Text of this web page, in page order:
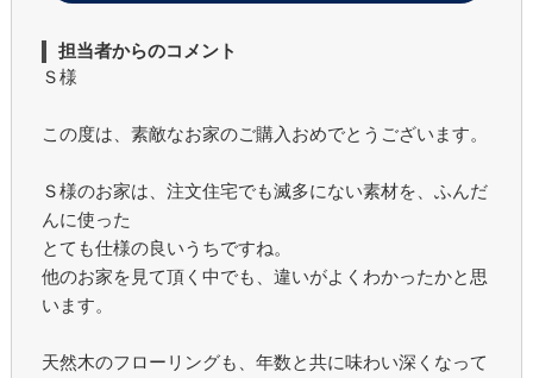
担当者からのコメント
Ｓ様
この度は、素敵なお家のご購入おめでとうございます。
Ｓ様のお家は、注文住宅でも滅多にない素材を、ふんだ
んに使った
とても仕様の良いうちですね。
他のお家を見て頂く中でも、違いがよくわかったかと思
います。
天然木のフローリングも、年数と共に味わい深くなって